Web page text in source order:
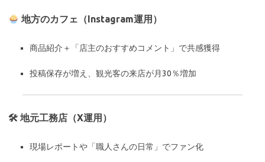
地方のカフェ（Instagram運用）
商品紹介＋「店主のおすすめコメント」で共感獲得
投稿保存が増え、観光客の来店が月30％増加
🛠 地元工務店（X運用）
現場レポートや「職人さんの日常」でファン化